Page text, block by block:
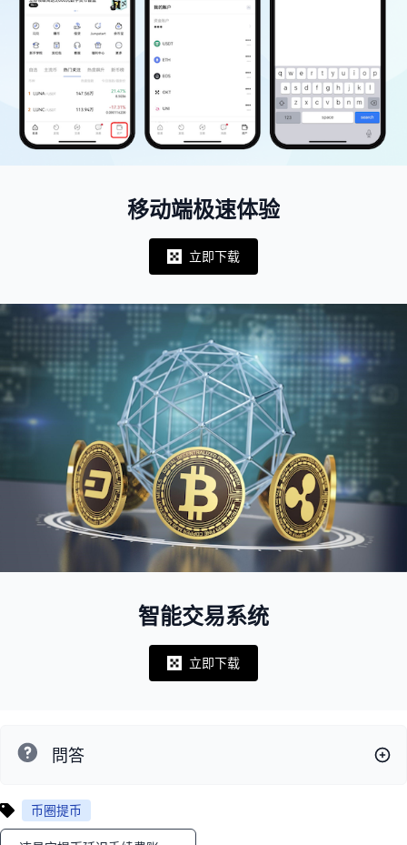
移动端极速体验
Notifications
立即下载
智能交易系统
Notifications
立即下载
問答
币圈提币